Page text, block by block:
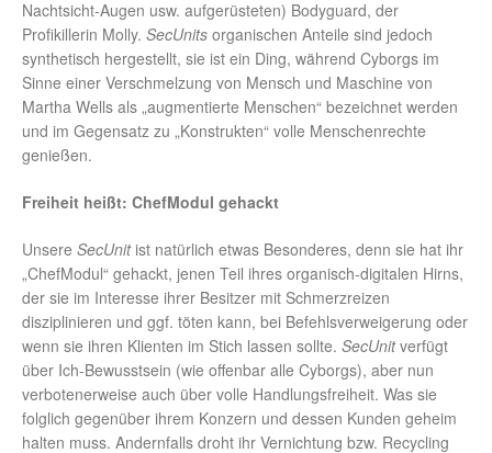
Nachtsicht-Augen usw. aufgerüsteten) Bodyguard, der
Profikillerin Molly. SecUnits organischen Anteile sind jedoch
synthetisch hergestellt, sie ist ein Ding, während Cyborgs im
Sinne einer Verschmelzung von Mensch und Maschine von
Martha Wells als „augmentierte Menschen“ bezeichnet werden
und im Gegensatz zu „Konstrukten“ volle Menschenrechte
genießen.
Freiheit heißt: ChefModul gehackt
Unsere SecUnit ist natürlich etwas Besonderes, denn sie hat ihr
„ChefModul“ gehackt, jenen Teil ihres organisch-digitalen Hirns,
der sie im Interesse ihrer Besitzer mit Schmerzreizen
disziplinieren und ggf. töten kann, bei Befehlsverweigerung oder
wenn sie ihren Klienten im Stich lassen sollte. SecUnitverfügt
über Ich-Bewusstsein (wie offenbar alle Cyborgs), aber nun
verbotenerweise auch über volle Handlungsfreiheit. Was sie
folglich gegenüber ihrem Konzern und dessen Kunden geheim
halten muss. Andernfalls droht ihr Vernichtung bzw. Recycling